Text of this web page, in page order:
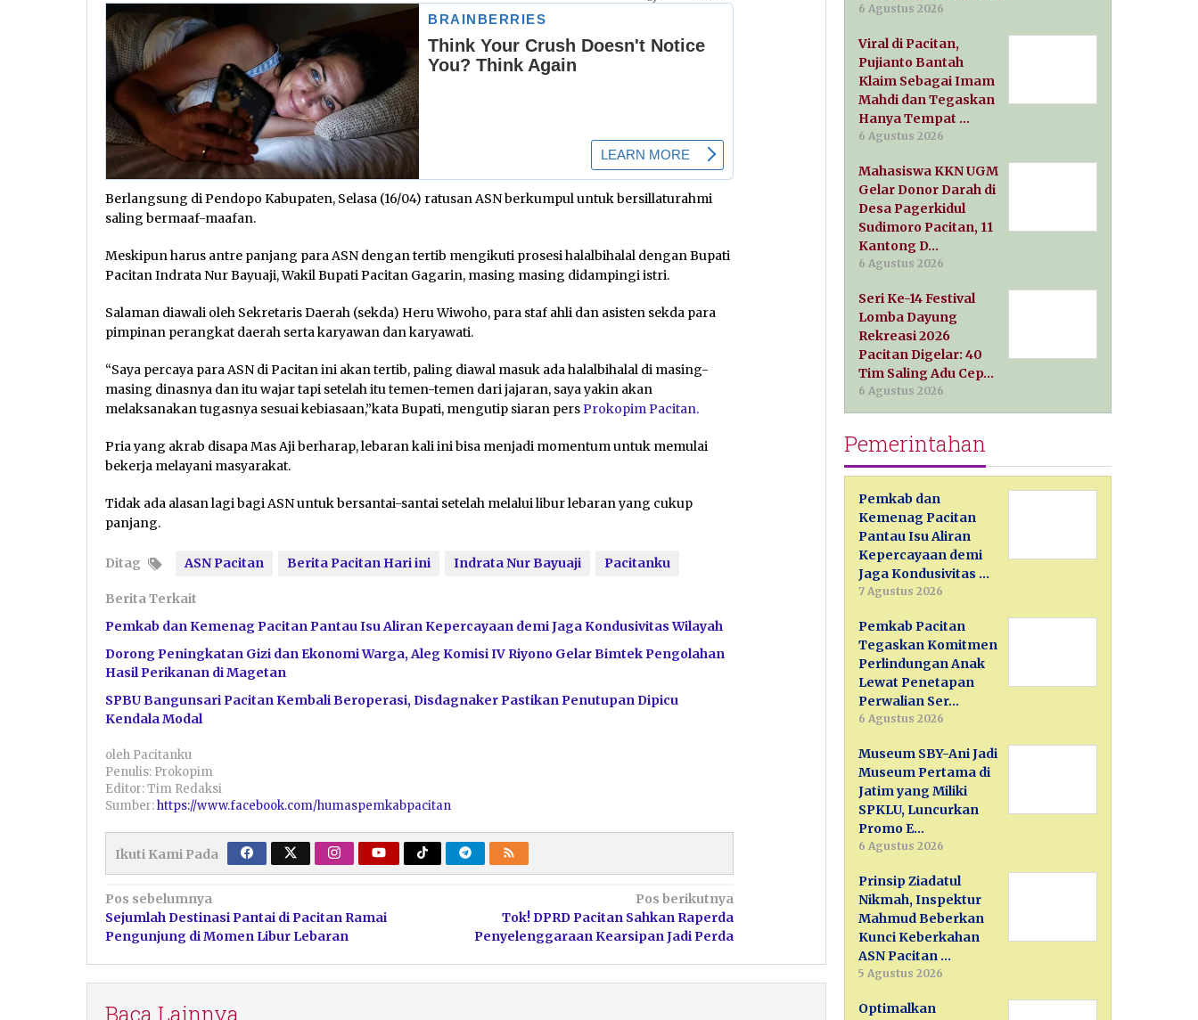
Berlangsung di Pendopo Kabupaten, Selasa (16/04) ratusan ASN berkumpul untuk bersillaturahmi
saling bermaaf-maafan.
Meskipun harus antre panjang para ASN dengan tertib mengikuti prosesi halalbihalal dengan Bupati
Pacitan Indrata Nur Bayuaji, Wakil Bupati Pacitan Gagarin, masing masing didampingi istri.
Salaman diawali oleh Sekretaris Daerah (sekda) Heru Wiwoho, para staf ahli dan asisten sekda para
pimpinan perangkat daerah serta karyawan dan karyawati.
“Saya percaya para ASN di Pacitan ini akan tertib, paling diawal masuk ada halalbihalal di masing-
masing dinasnya dan itu wajar tapi setelah itu temen-temen dari jajaran, saya yakin akan
melaksanakan tugasnya sesuai kebiasaan,”kata Bupati, mengutip siaran persProkopim Pacitan.
Pria yang akrab disapa Mas Aji berharap, lebaran kali ini bisa menjadi momentum untuk memulai
bekerja melayani masyarakat.
Tidak ada alasan lagi bagi ASN untuk bersantai-santai setelah melalui libur lebaran yang cukup
panjang.
Ditag ASN Pacitan Berita Pacitan Hari ini Indrata Nur Bayuaji Pacitanku
Berita Terkait
Pemkab dan Kemenag Pacitan Pantau Isu Aliran Kepercayaan demi Jaga Kondusivitas Wilayah
Dorong Peningkatan Gizi dan Ekonomi Warga, Aleg Komisi IV Riyono Gelar Bimtek Pengolahan
Hasil Perikanan di Magetan
SPBU Bangunsari Pacitan Kembali Beroperasi, Disdagnaker Pastikan Penutupan Dipicu
Kendala Modal
oleh Pacitanku
Penulis: Prokopim
Editor: Tim Redaksi
Sumber:https://www.facebook.com/humaspemkabpacitan
Ikuti Kami Pada
Navigasi
pos
Pos sebelumnya
Sejumlah Destinasi Pantai di Pacitan Ramai
Pengunjung di Momen Libur Lebaran
Pos berikutnya
Tok! DPRD Pacitan Sahkan Raperda
Penyelenggaraan Kearsipan Jadi Perda
Baca Lainnya
6 Agustus 2026
Viral di Pacitan,
Pujianto Bantah
Klaim Sebagai Imam
Mahdi dan Tegaskan
Hanya Tempat …
6 Agustus 2026
Mahasiswa KKN UGM
Gelar Donor Darah di
Desa Pagerkidul
Sudimoro Pacitan, 11
Kantong D…
6 Agustus 2026
Seri Ke-14 Festival
Lomba Dayung
Rekreasi 2026
Pacitan Digelar: 40
Tim Saling Adu Cep…
6 Agustus 2026
Pemerintahan
Pemkab dan
Kemenag Pacitan
Pantau Isu Aliran
Kepercayaan demi
Jaga Kondusivitas …
7 Agustus 2026
Pemkab Pacitan
Tegaskan Komitmen
Perlindungan Anak
Lewat Penetapan
Perwalian Ser…
6 Agustus 2026
Museum SBY-Ani Jadi
Museum Pertama di
Jatim yang Miliki
SPKLU, Luncurkan
Promo E…
6 Agustus 2026
Prinsip Ziadatul
Nikmah, Inspektur
Mahmud Beberkan
Kunci Keberkahan
ASN Pacitan …
5 Agustus 2026
Optimalkan